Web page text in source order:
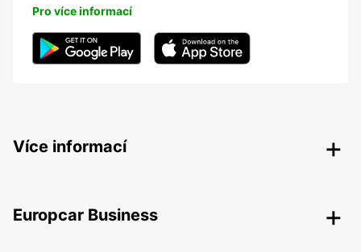
Pro více informací
Více informací
Europcar Business